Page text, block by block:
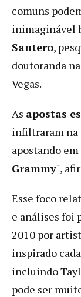
comuns
inimaginável
Santero,
doutoranda na
Vegas.
As apostas
infiltraram na
apostando
Grammy",
Esse foco
e análises foi
2010 por
inspirado
incluindo
pode ser